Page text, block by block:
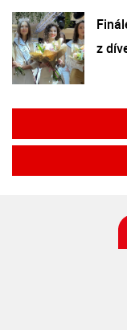
z